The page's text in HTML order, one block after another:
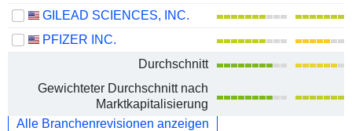
GILEAD SCIENCES, INC.
PFIZER INC.
Durchschnitt
Gewichteter Durchschnitt nach
Marktkapitalisierung
Alle Branchenrevisionen anzeigen